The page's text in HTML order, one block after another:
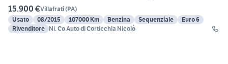
15.900 €Villafrati(PA)
Usato
08/2015 107000 Km Benzina Sequenziale
Euro 6
Rivenditore Ni. Co Auto di Corticchia Nicolò